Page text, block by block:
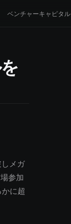
ベンチャーキャピタル
メガ
参加
に超